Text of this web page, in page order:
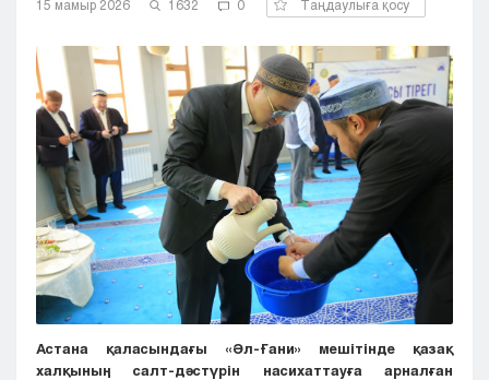
Кызылорда
Петропавловск
Семей
Талдыкорган
Тараз
Туркестан
Уральск
Усть-Каменогорск
Шымкент
15 мамыр 2026 1632 0 Таңдаулыға қосу
Астана қаласындағы «Әл-Ғани» мешітінде қазақ
халқының салт-дәстүрін насихаттауға арналған